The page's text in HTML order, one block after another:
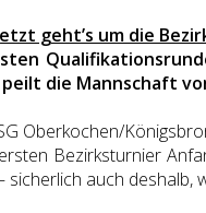
geht’s um die
die Mannschaft
Oberkochen/
Bezirksturnier
sicherlich auch